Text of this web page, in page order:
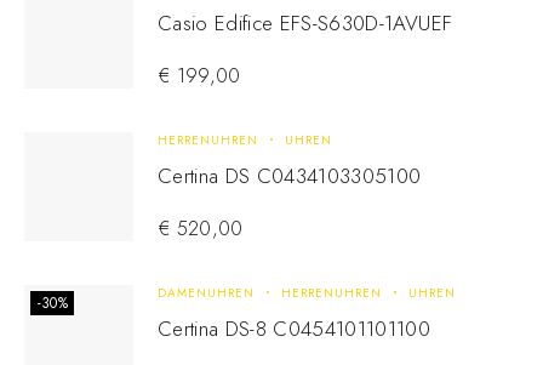
Casio Edifice EFS-S630D-1AVUEF
€ 199,00
HERRENUHREN UHREN
Certina DS C0434103305100
€ 520,00
-30% DAMENUHREN HERRENUHREN UHREN
Certina DS-8 C0454101101100